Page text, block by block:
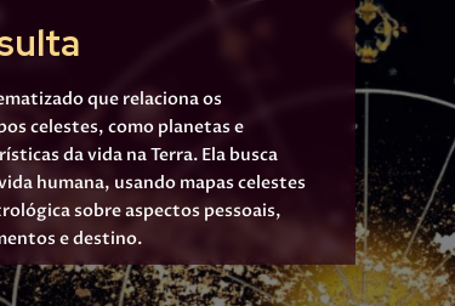
que relaciona os
celestes, como planetas e
da vida na Terra. Ela busca
humana, usando mapas celestes
sobre aspectos pessoais,
e destino.